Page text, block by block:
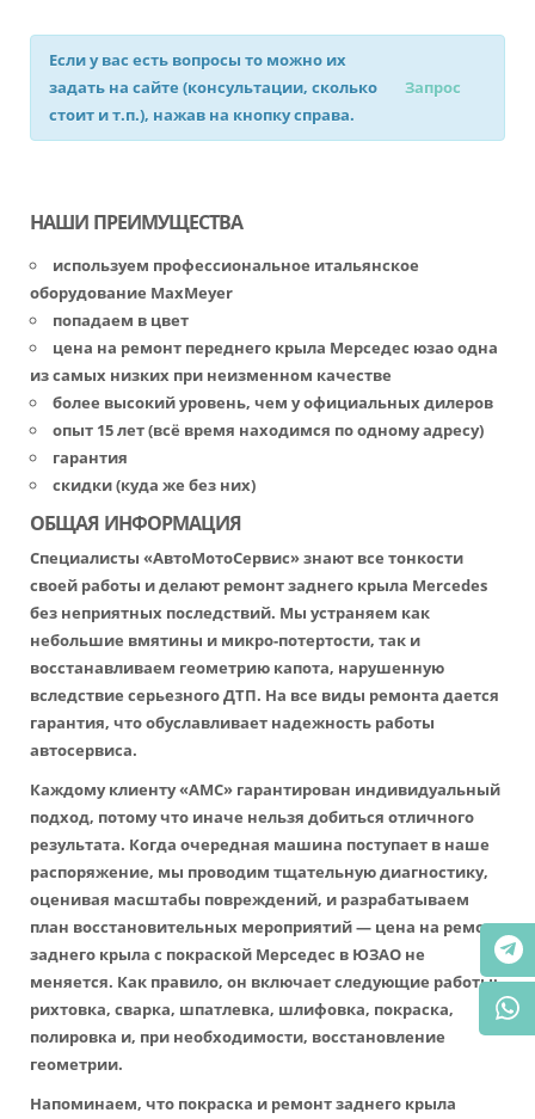
Если у вас есть вопросы то можно их
задать на сайте (консультации, сколько
стоит и т.п.), нажав на кнопку справа.
Запрос
НАШИ ПРЕИМУЩЕСТВА
используем профессиональное итальянское
оборудование MaxMeyer
попадаем в цвет
цена на ремонт переднего крыла Мерседес юзао одна
из самых низких при неизменном качестве
более высокий уровень, чем у официальных дилеров
опыт 15 лет (всё время находимся по одному адресу)
гарантия
скидки (куда же без них)
ОБЩАЯ ИНФОРМАЦИЯ
Специалисты «АвтоМотоСервис» знают все тонкости
своей работы и делают ремонт заднего крыла Mercedes
без неприятных последствий. Мы устраняем как
небольшие вмятины и микро-потертости, так и
восстанавливаем геометрию капота, нарушенную
вследствие серьезного ДТП. На все виды ремонта дается
гарантия, что обуславливает надежность работы
автосервиса.
Каждому клиенту «АМС» гарантирован индивидуальный
подход, потому что иначе нельзя добиться отличного
результата. Когда очередная машина поступает в наше
распоряжение, мы проводим тщательную диагностику,
оценивая масштабы повреждений, и разрабатываем
план восстановительных мероприятий — цена на ремонт
заднего крыла с покраской Мерседес в ЮЗАО не
меняется. Как правило, он включает следующие работы:
рихтовка, сварка, шпатлевка, шлифовка, покраска,
полировка и, при необходимости, восстановление
геометрии.
Напоминаем, что покраска и ремонт заднего крыла